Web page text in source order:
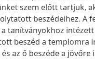
szem előtt tartjuk,
beszédeihez. A
tanítványokhoz
beszéd a templomra
az ő beszéde a